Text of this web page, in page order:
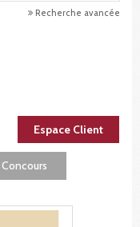
Recherche avancée
Espace Client
Concours